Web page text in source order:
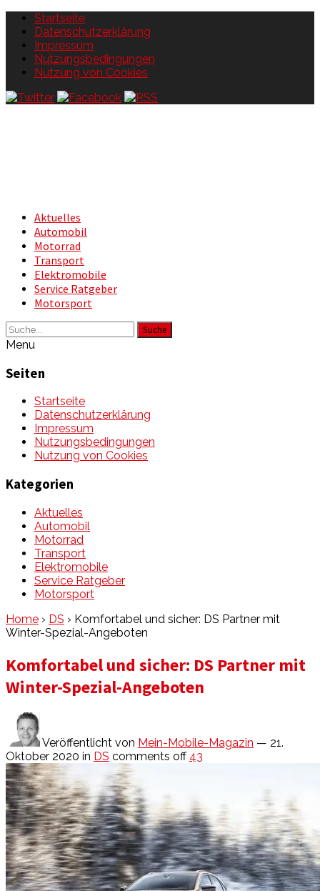
Startseite
Datenschutzerklärung
Impressum
Nutzungsbedingungen
Nutzung von Cookies
Aktuelles
Automobil
Motorrad
Transport
Elektromobile
Service Ratgeber
Motorsport
Suche
Menu
Seiten
Startseite
Datenschutzerklärung
Impressum
Nutzungsbedingungen
Nutzung von Cookies
Kategorien
Aktuelles
Automobil
Motorrad
Transport
Elektromobile
Service Ratgeber
Motorsport
Home › DS › Komfortabel und sicher: DS Partner mit
Winter-Spezial-Angeboten
Komfortabel und sicher: DS Partner mit
Winter-Spezial-Angeboten
Veröffentlicht von Mein-Mobile-Magazin — 21.
Oktober 2020 in DS comments off 43